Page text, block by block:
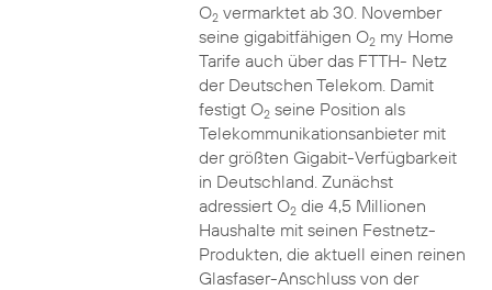
O2vermarktet ab 30. November
seine gigabitfähigen O2my Home
Tarife auch über das FTTH- Netz
der Deutschen Telekom. Damit
festigt O2seine Position als
Telekommunikationsanbieter mit
der größten Gigabit-Verfügbarkeit
in Deutschland. Zunächst
adressiert O2die 4,5 Millionen
Haushalte mit seinen Festnetz-
Produkten, die aktuell einen reinen
Glasfaser-Anschluss von der